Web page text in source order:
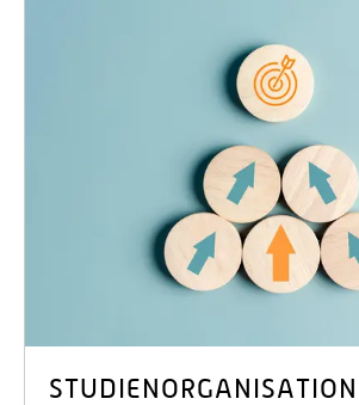
STUDIENORGANISATION